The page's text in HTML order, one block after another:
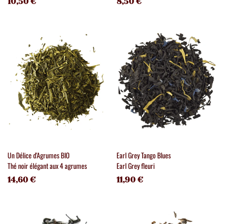
Un Délice d'Agrumes BIO
Thé noir élégant aux 4 agrumes
14,60 €
Earl Grey Tango Blues
Earl Grey fleuri
11,90 €